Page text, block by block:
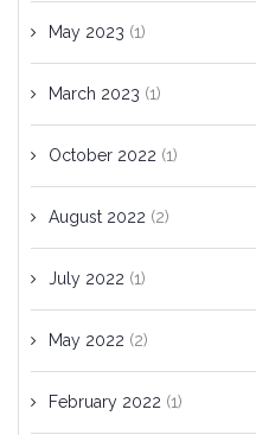
May 2023 (1)
March 2023 (1)
October 2022 (1)
August 2022 (2)
July 2022 (1)
May 2022 (2)
February 2022 (1)